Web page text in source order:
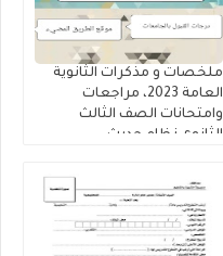
ملخصات و مذكرات الثانوية
العامة 2023، مراجعات
وامتحانات الصف الثالث
الثانوى نظام حديث